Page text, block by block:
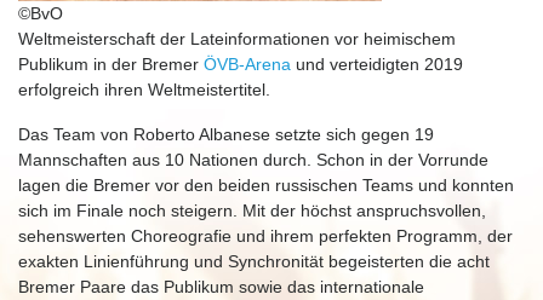
©BvO
Weltmeisterschaft der Lateinformationen vor heimischem
Publikum in der Bremer ÖVB-Arena und verteidigten 2019
erfolgreich ihren Weltmeistertitel.
Das Team von Roberto Albanese setzte sich gegen 19
Mannschaften aus 10 Nationen durch. Schon in der Vorrunde
lagen die Bremer vor den beiden russischen Teams und konnten
sich im Finale noch steigern. Mit der höchst anspruchsvollen,
sehenswerten Choreografie und ihrem perfekten Programm, der
exakten Linienführung und Synchronität begeisterten die acht
Bremer Paare das Publikum sowie das internationale